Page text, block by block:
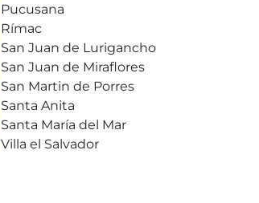
Pucusana
Rímac
San Juan de Lurigancho
San Juan de Miraflores
San Martin de Porres
Santa Anita
Santa María del Mar
Villa el Salvador